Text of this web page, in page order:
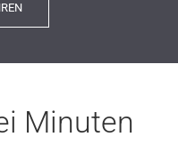
Minuten